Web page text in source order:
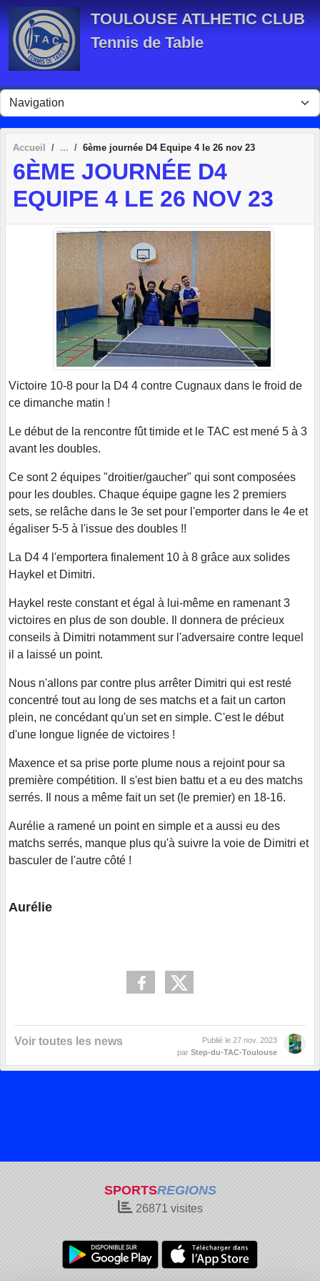
TOULOUSE ATLHETIC CLUB
Tennis de Table
Accueil 6ème journée D4 Equipe 4 le 26 nov 23
6ÈME JOURNÉE D4
EQUIPE 4 LE 26 NOV 23
Victoire 10-8 pour la D4 4 contre Cugnaux dans le froid de
ce dimanche matin !
Le début de la rencontre fût timide et le TAC est mené 5 à 3
avant les doubles.
Ce sont 2 équipes "droitier/gaucher" qui sont composées
pour les doubles. Chaque équipe gagne les 2 premiers
sets, se relâche dans le 3e set pour l'emporter dans le 4e et
égaliser 5-5 à l'issue des doubles !!
La D4 4 l'emportera finalement 10 à 8 grâce aux solides
Haykel et Dimitri.
Haykel reste constant et égal à lui-même en ramenant 3
victoires en plus de son double. Il donnera de précieux
conseils à Dimitri notamment sur l'adversaire contre lequel
il a laissé un point.
Nous n'allons par contre plus arrêter Dimitri qui est resté
concentré tout au long de ses matchs et a fait un carton
plein, ne concédant qu'un set en simple. C'est le début
d'une longue lignée de victoires !
Maxence et sa prise porte plume nous a rejoint pour sa
première compétition. Il s'est bien battu et a eu des matchs
serrés. Il nous a même fait un set (le premier) en 18-16.
Aurélie a ramené un point en simple et a aussi eu des
matchs serrés, manque plus qu'à suivre la voie de Dimitri et
basculer de l'autre côté !
Aurélie
Voir toutes les news Publié le 27 nov. 2023
par Step-du-TAC-Toulouse
SPORTSREGIONS
26871 visites
Panneau de gestion des cookies